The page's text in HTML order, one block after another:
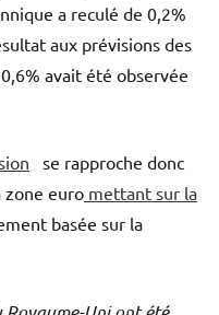
a reculé de 0,2%
aux prévisions des
avait été observée
se rapproche donc
zone euro mettant sur la
basée sur la